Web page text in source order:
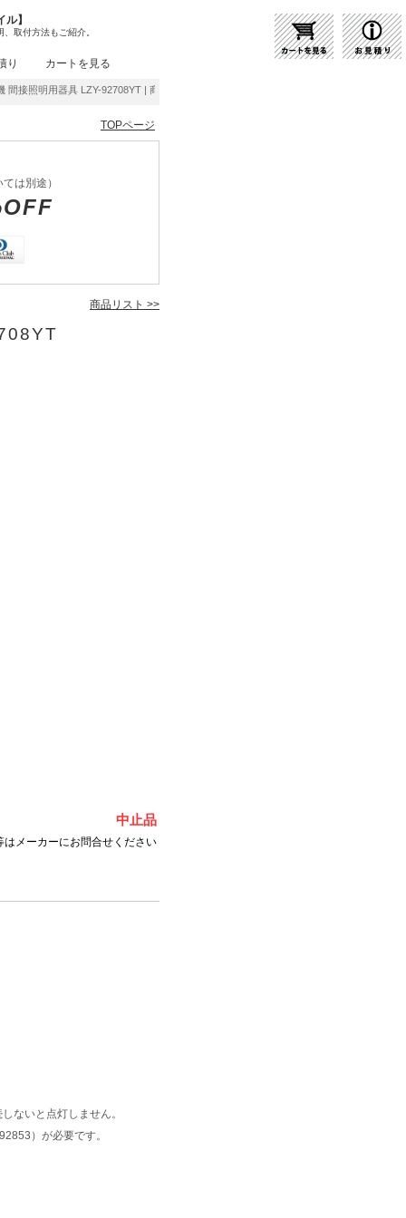
】
取付方法もご紹介。
り カートを見る
接照明用器具 LZY-92708YT | 商品紹介 | 照明器具の通販・インテリア照明の通信販売【
TOPページ
は別途）
商品リスト >>
中止品
はメーカーにお問合せください
ないと点灯しません。
）が必要です。